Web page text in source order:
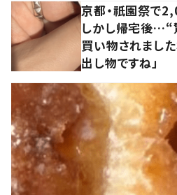
京都・祇園祭で
しかし帰宅後…“
買い物されました
出し物ですね」